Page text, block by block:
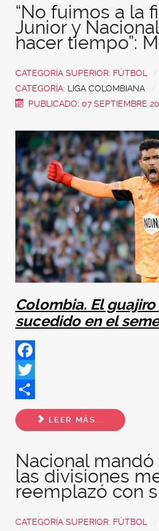
“No fuimos a la
Junior y
hacer tiempo”:
CATEGORÍA SUPERIOR: FÚTBOL
CATEGORÍA: LIGA COLOMBIANA
PUBLICADO: 07 SEPTIEMBRE
Colombia. El
sucedido en el
Facebook
Twitter
Share
LEER MÁS...
Nacional mandó
las divisiones
reemplazó con
CATEGORÍA SUPERIOR: FÚTBOL